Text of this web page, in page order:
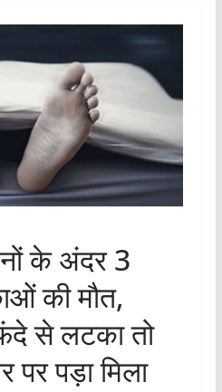
के अंदर 3
की मौत,
से लटका तो
पर पड़ा मिला